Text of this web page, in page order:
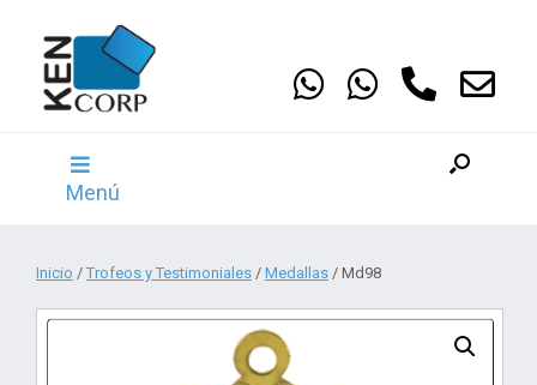
contenido
Menú
Inicio / Trofeos y Testimoniales / Medallas / Md98